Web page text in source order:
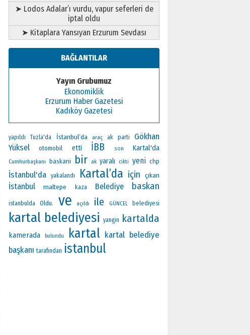
➤ Lodos Adalar’ı vurdu, vapur seferleri de
iptal oldu
➤ Kitaplara Yansıyan Erzurum Sevdası
BAĞLANTILAR
Yayın Grubumuz
Ekonomiklik
Erzurum Haber Gazetesi
Kadıköy Gazetesi
yapıldı Tuzla'da İstanbul’da araç ak parti
Gökhan
Yüksel
otomobil etti İBB son Kartal'da
Cumhurbaşkanı baskani bir ak yaralı cikti yeni chp
İstanbul'da yakalandı Kartal’da için çıkan
İstanbul maltepe kaza Belediye baskan
istanbulda Oldu. ve açıldı ile GÜNCEL belediyesi
kartal belediyesi yangin kartalda
kamerada bulundu kartal kartal belediye
başkanı tarafından istanbul